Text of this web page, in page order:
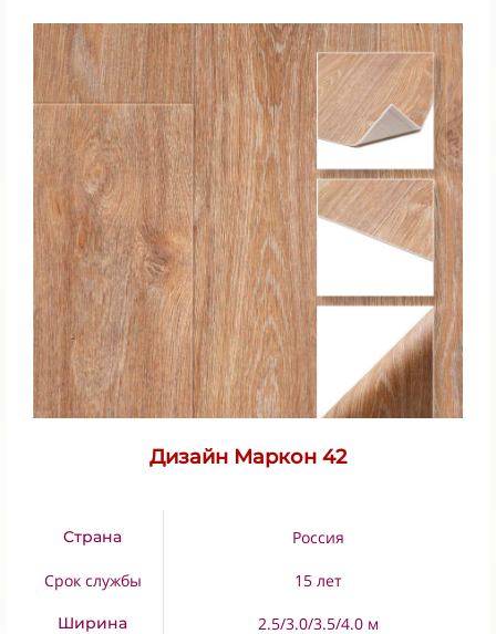
Дизайн Маркон 42
Страна
Срок службы
Ширина
Россия
15 лет
2.5/3.0/3.5/4.0 м